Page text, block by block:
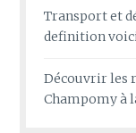
Transport et
definition
Découvrir les
Champomy à